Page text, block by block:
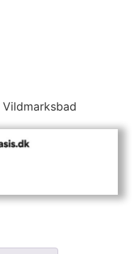
Vildmarksbad